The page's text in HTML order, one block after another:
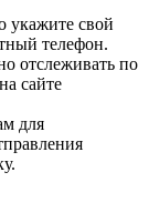
укажите свой
телефон.
отслеживать по
сайте
для